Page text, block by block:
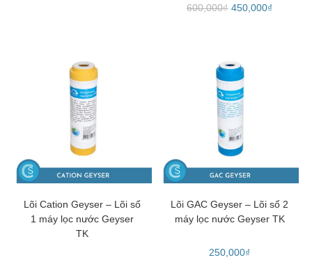
600,000₫ 450,000₫
Lõi Cation Geyser – Lõi số
1 máy lọc nước Geyser
TK
Lõi GAC Geyser – Lõi số 2
máy lọc nước Geyser TK
250,000₫